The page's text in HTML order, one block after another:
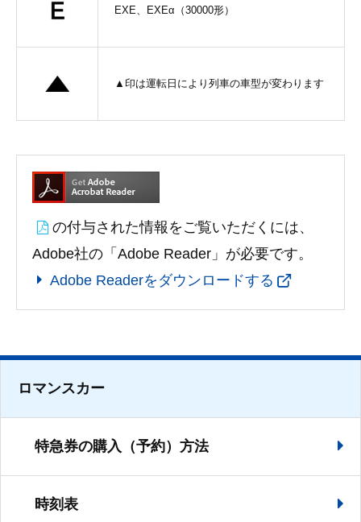
EXE、EXEα（30000形）
▲印は運転日により列車の車型が変わります
の付与された情報をご覧いただくには、
Adobe社の「Adobe Reader」が必要です。
Adobe Readerをダウンロードする
ロマンスカー
特急券の購入（予約）方法
時刻表